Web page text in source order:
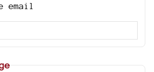
email